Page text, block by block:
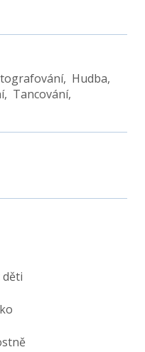
Hudba,
Tancování,
děti